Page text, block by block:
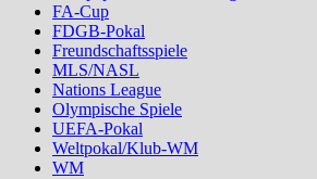
FA-Cup
FDGB-Pokal
Freundschaftsspiele
MLS/NASL
Nations League
Olympische Spiele
UEFA-Pokal
Weltpokal/Klub-WM
WM